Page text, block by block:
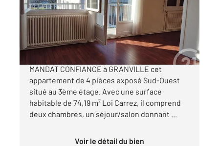
Appartement F3 à vendre
135 000 €
CENTURY 21 Royer Immo vous propose EN
MANDAT CONFIANCE à GRANVILLE cet
appartement de 4 pièces exposé Sud-Ouest
situé au 3ème étage. Avec une surface
habitable de 74,19 m² Loi Carrez, il comprend
deux chambres, un séjour/salon donnant ...
Voir le détail du bien